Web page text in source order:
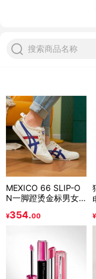
搜索商品名称
MEXICO 66 SLIP-O
N一脚蹬烫金标男女
休闲小白鞋
¥354.00 ¥